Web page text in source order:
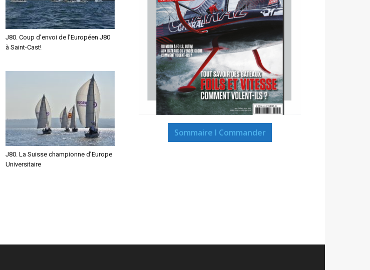
J80. Coup d’envoi de l’Européen J80
à Saint-Cast!
J80. La Suisse championne d’Europe
Universitaire
Sommaire I Commander